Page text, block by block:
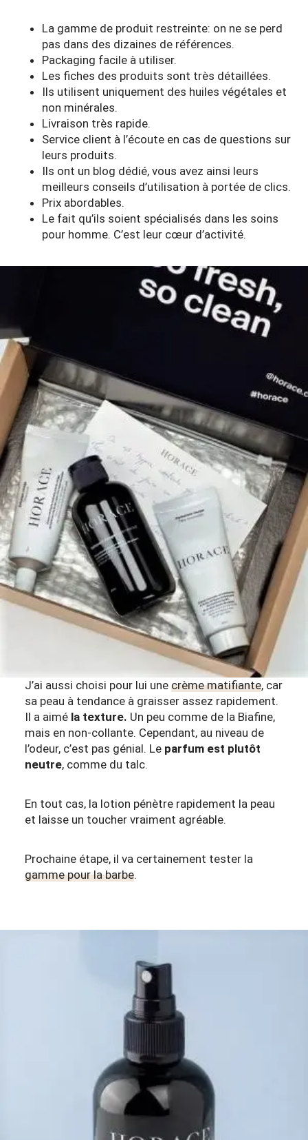
La gamme de produit restreinte: on ne se perd
pas dans des dizaines de références.
Packaging facile à utiliser.
Les fiches des produits sont très détaillées.
Ils utilisent uniquement des huiles végétales et
non minérales.
Livraison très rapide.
Service client à l’écoute en cas de questions sur
leurs produits.
Ils ont un blog dédié, vous avez ainsi leurs
meilleurs conseils d’utilisation à portée de clics.
Prix abordables.
Le fait qu’ils soient spécialisés dans les soins
pour homme. C’est leur cœur d’activité.
J’ai aussi choisi pour lui une crème matifiante, car
sa peau à tendance à graisser assez rapidement.
Il a aimé la texture. Un peu comme de la Biafine,
mais en non-collante. Cependant, au niveau de
l’odeur, c’est pas génial. Le parfum est plutôt
neutre, comme du talc.
En tout cas, la lotion pénètre rapidement la peau
et laisse un toucher vraiment agréable.
Prochaine étape, il va certainement tester la
gamme pour la barbe.